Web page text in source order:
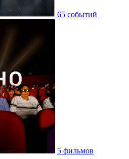
65 событий
5 фильмов